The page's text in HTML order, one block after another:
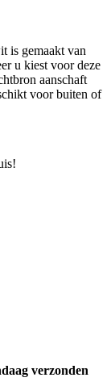
is gemaakt van
u kiest voor deze
aanschaft
voor buiten of
verzonden